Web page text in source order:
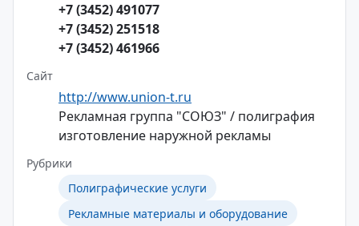
+7 (3452) 491077
+7 (3452) 251518
+7 (3452) 461966
Сайт
http://www.union-t.ru
Рекламная группа "СОЮЗ" / полиграфия
изготовление наружной рекламы
Рубрики
Полиграфические услуги
Рекламные материалы и оборудование